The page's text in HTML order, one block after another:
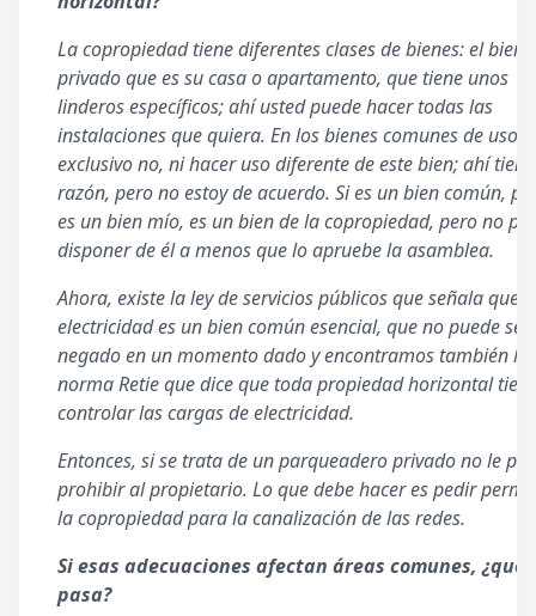
La copropiedad tiene diferentes clases de bienes: el bien
privado que es su casa o apartamento, que tiene unos
linderos específicos; ahí usted puede hacer todas las
instalaciones que quiera. En los bienes comunes de uso
exclusivo no, ni hacer uso diferente de este bien; ahí
razón, pero no estoy de acuerdo. Si es un bien común,
es un bien mío, es un bien de la copropiedad, pero no
disponer de él a menos que lo apruebe la asamblea.
Ahora, existe la ley de servicios públicos que señala que
electricidad es un bien común esencial, que no puede ser
negado en un momento dado y encontramos también la
norma Retie que dice que toda propiedad horizontal
controlar las cargas de electricidad.
Entonces, si se trata de un parqueadero privado no le
prohibir al propietario. Lo que debe hacer es pedir
la copropiedad para la canalización de las redes.
Si esas adecuaciones afectan áreas comunes, ¿qué
pasa?